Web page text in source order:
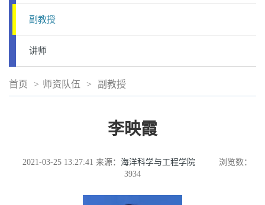
副教授
讲师
首页 > 师资队伍 > 副教授
李映霞
2021-03-25 13:27:41 来源： 海洋科学与工程学院
浏览数：
3934